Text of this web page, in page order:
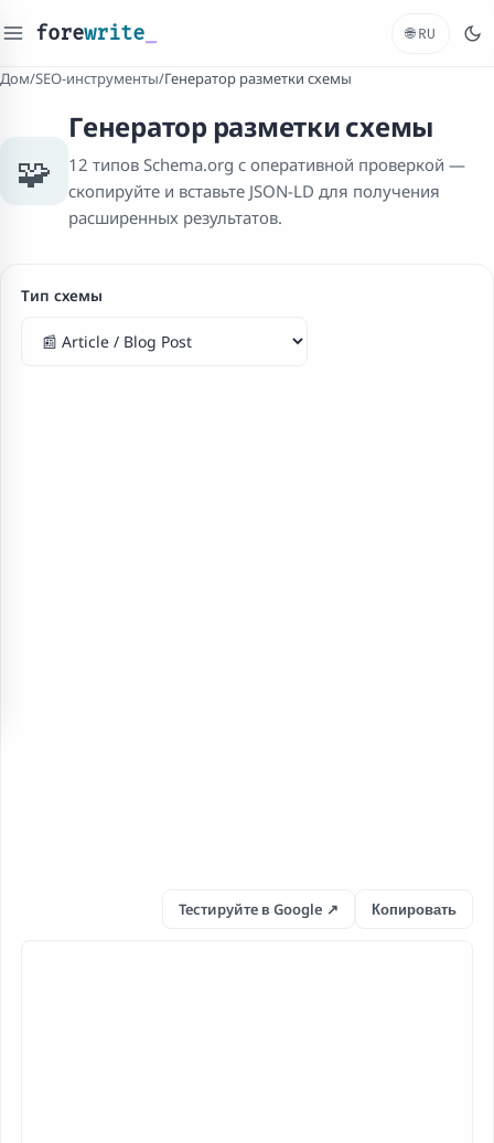
forewrite 🌐 RU
Дом/SEO-инструменты/Генератор разметки схемы
🧩
Генератор разметки схемы
12 типов Schema.org с оперативной проверкой —
скопируйте и вставьте JSON-LD для получения
расширенных результатов.
Тип схемы
Тестируйте в Google ↗ Копировать